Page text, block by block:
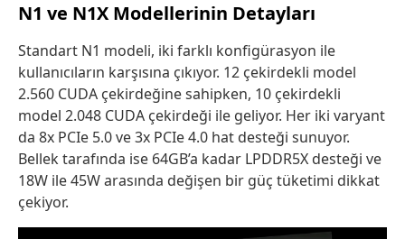
N1 ve N1X Modellerinin Detayları
Standart N1 modeli, iki farklı konfigürasyon ile
kullanıcıların karşısına çıkıyor. 12 çekirdekli model
2.560 CUDA çekirdeğine sahipken, 10 çekirdekli
model 2.048 CUDA çekirdeği ile geliyor. Her iki varyant
da 8x PCIe 5.0 ve 3x PCIe 4.0 hat desteği sunuyor.
Bellek tarafında ise 64GB’a kadar LPDDR5X desteği ve
18W ile 45W arasında değişen bir güç tüketimi dikkat
çekiyor.